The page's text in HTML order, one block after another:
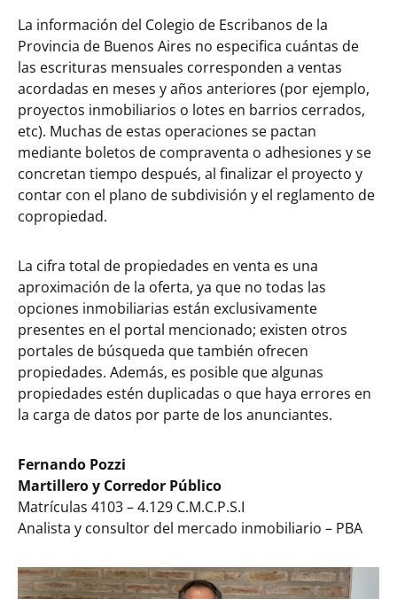
La información del Colegio de Escribanos de la
Provincia de Buenos Aires no especifica cuántas de
las escrituras mensuales corresponden a ventas
acordadas en meses y años anteriores (por ejemplo,
proyectos inmobiliarios o lotes en barrios cerrados,
etc). Muchas de estas operaciones se pactan
mediante boletos de compraventa o adhesiones y se
concretan tiempo después, al finalizar el proyecto y
contar con el plano de subdivisión y el reglamento de
copropiedad.
La cifra total de propiedades en venta es una
aproximación de la oferta, ya que no todas las
opciones inmobiliarias están exclusivamente
presentes en el portal mencionado; existen otros
portales de búsqueda que también ofrecen
propiedades. Además, es posible que algunas
propiedades estén duplicadas o que haya errores en
la carga de datos por parte de los anunciantes.
Fernando Pozzi
Martillero y Corredor Público
Matrículas 4103 – 4.129 C.M.C.P.S.I
Analista y consultor del mercado inmobiliario – PBA